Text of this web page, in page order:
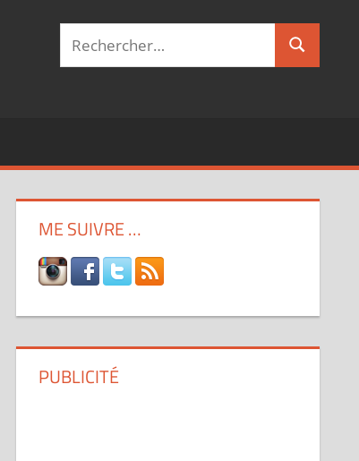
Recherche
ME SUIVRE …
PUBLICITÉ